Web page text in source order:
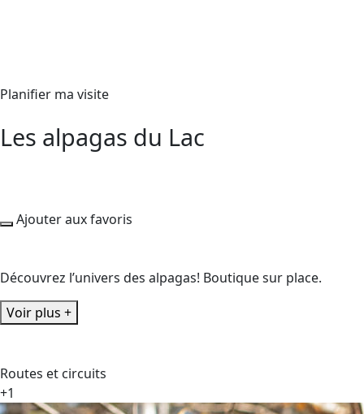
Planifier ma visite
Les alpagas du Lac
Ajouter aux favoris
Découvrez l’univers des alpagas! Boutique sur place.
Voir plus +
Routes et circuits
+1